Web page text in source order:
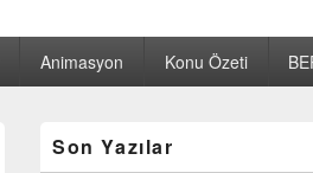
Animasyon Konu Özeti
yan
Son Yazılar